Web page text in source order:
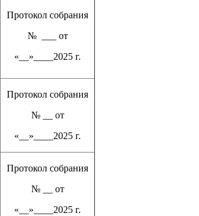
Протокол собрания
№ ___ от
«__»____2025 г.
Протокол собрания
№ __ от
«__»____2025 г.
Протокол собрания
№ __ от
«__»____2025 г.